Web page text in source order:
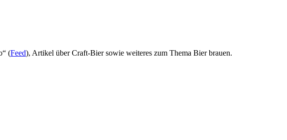
(Feed), Artikel über Craft-Bier sowie weiteres zum Thema Bier brauen.